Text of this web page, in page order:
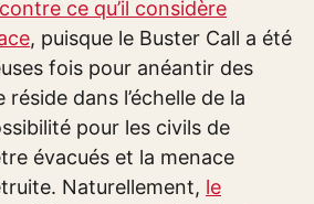
ce qu’il considère
, puisque le Buster Call a été
fois pour anéantir des
dans l’échelle de la
pour les civils de
évacués et la menace
Naturellement, le